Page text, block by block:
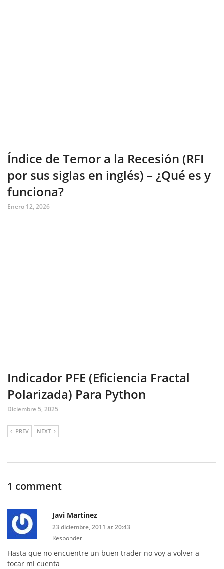
Índice de Temor a la Recesión (RFI
por sus siglas en inglés) – ¿Qué es y
funciona?
Enero 12, 2026
Indicador PFE (Eficiencia Fractal
Polarizada) Para Python
Diciembre 5, 2025
PREV NEXT
1 comment
Javi Martinez
23 diciembre, 2011 at 20:43
Responder
Hasta que no encuentre un buen trader no voy a volver a
tocar mi cuenta